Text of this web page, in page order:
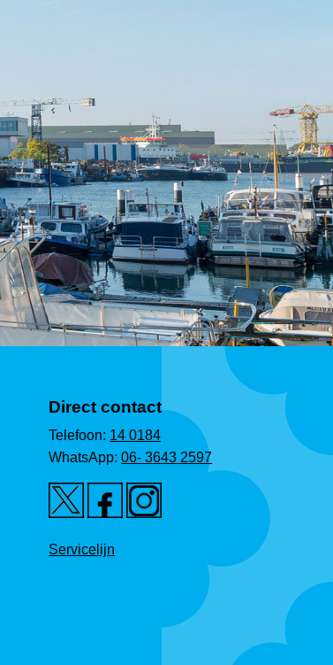
Direct contact
Telefoon: 14 0184
WhatsApp:06- 3643 2597
Servicelijn